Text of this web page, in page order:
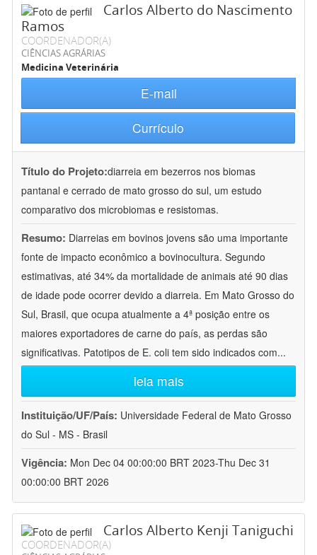
Carlos Alberto do Nascimento
Ramos
COORDENADOR(A)
CIÊNCIAS AGRÁRIAS
Medicina Veterinária
E-mail
Currículo
Título do Projeto:diarreia em bezerros nos biomas
pantanal e cerrado de mato grosso do sul, um estudo
comparativo dos microbiomas e resistomas.
Resumo: Diarreias em bovinos jovens são uma importante
fonte de impacto econômico a bovinocultura. Segundo
estimativas, até 34% da mortalidade de animais até 90 dias
de idade pode ocorrer devido a diarreia. Em Mato Grosso do
Sul, Brasil, que ocupa atualmente a 4ª posição entre os
maiores exportadores de carne do país, as perdas são
significativas. Patotipos de E. coli tem sido indicados com...
leia mais
Instituição/UF/País: Universidade Federal de Mato Grosso
do Sul - MS - Brasil
Vigência: Mon Dec 04 00:00:00 BRT 2023-Thu Dec 31
00:00:00 BRT 2026
Carlos Alberto Kenji Taniguchi
COORDENADOR(A)